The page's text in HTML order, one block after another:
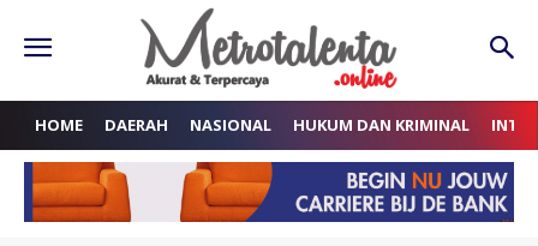
HOME DAERAH NASIONAL HUKUM DAN KRIMINAL